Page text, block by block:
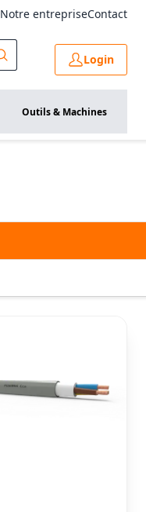
Notre entrepriseContact
Login
Outils & Machines